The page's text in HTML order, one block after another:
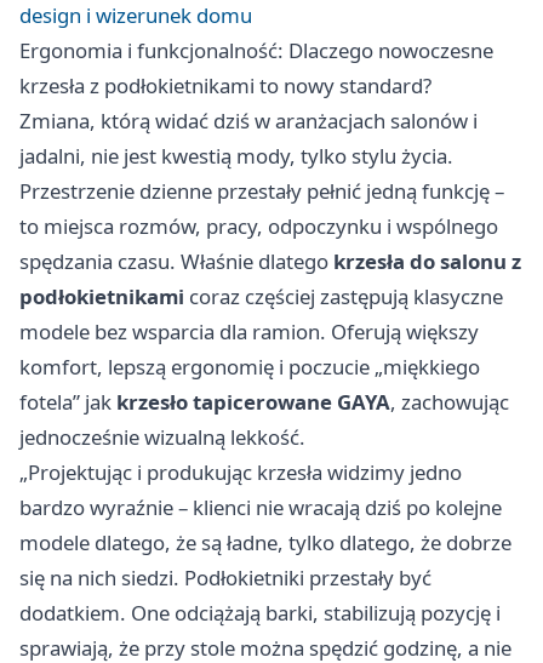
design i wizerunek domu
Ergonomia i funkcjonalność: Dlaczego nowoczesne
krzesła z podłokietnikami to nowy standard?
Zmiana, którą widać dziś w aranżacjach salonów i
jadalni, nie jest kwestią mody, tylko stylu życia.
Przestrzenie dzienne przestały pełnić jedną funkcję –
to miejsca rozmów, pracy, odpoczynku i wspólnego
spędzania czasu. Właśnie dlatego krzesła do salonu z
podłokietnikami coraz częściej zastępują klasyczne
modele bez wsparcia dla ramion. Oferują większy
komfort, lepszą ergonomię i poczucie „miękkiego
fotela” jak krzesło tapicerowane GAYA, zachowując
jednocześnie wizualną lekkość.
„Projektując i produkując krzesła widzimy jedno
bardzo wyraźnie – klienci nie wracają dziś po kolejne
modele dlatego, że są ładne, tylko dlatego, że dobrze
się na nich siedzi. Podłokietniki przestały być
dodatkiem. One odciążają barki, stabilizują pozycję i
sprawiają, że przy stole można spędzić godzinę, a nie